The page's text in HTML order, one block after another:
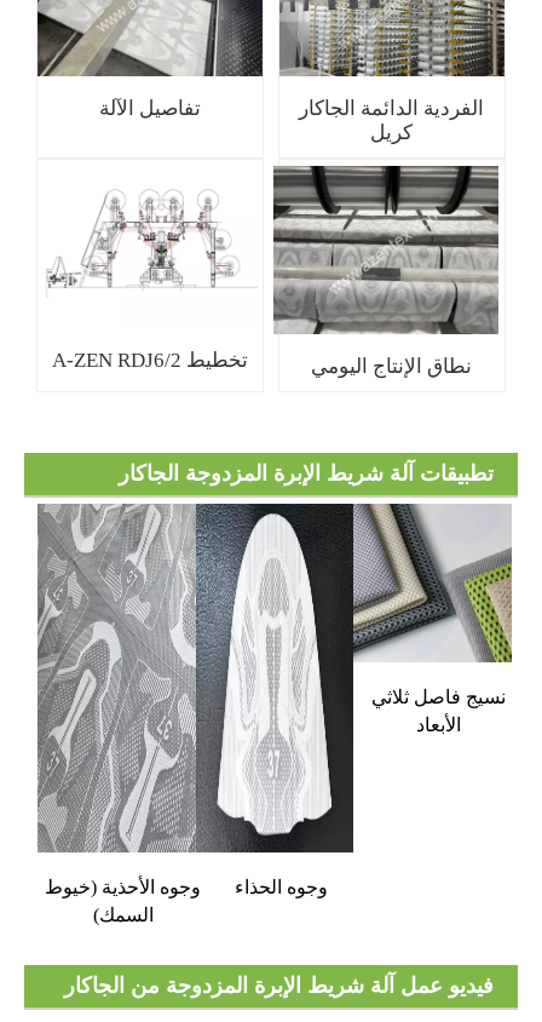
الفردية الدائمة الجاكار
كريل
تفاصيل الآلة
نطاق الإنتاج اليومي تخطيط A-ZEN RDJ6/2
تطبيقات آلة شريط الإبرة المزدوجة الجاكار
RDJ6/2
نسيج فاصل ثلاثي
الأبعاد
وجوه الحذاء
وجوه الأحذية (خيوط
السمك)
فيديو عمل آلة شريط الإبرة المزدوجة من الجاكار